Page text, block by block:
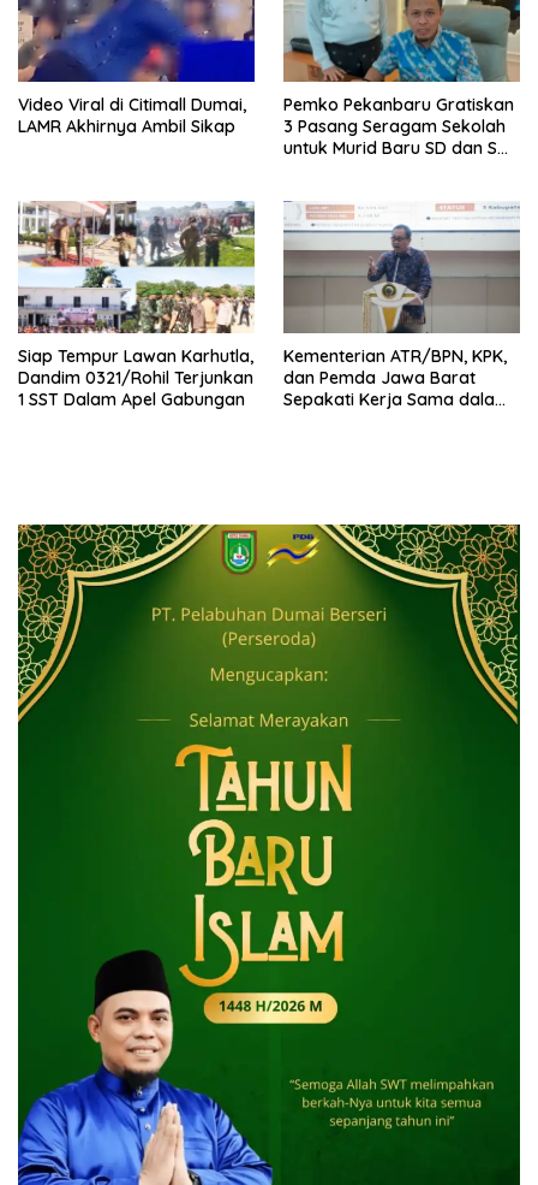
Video Viral di Citimall Dumai,
LAMR Akhirnya Ambil Sikap
Pemko Pekanbaru Gratiskan
3 Pasang Seragam Sekolah
untuk Murid Baru SD dan SMP
Siap Tempur Lawan Karhutla,
Dandim 0321/Rohil Terjunkan
1 SST Dalam Apel Gabungan
Kementerian ATR/BPN, KPK,
dan Pemda Jawa Barat
Sepakati Kerja Sama dalam